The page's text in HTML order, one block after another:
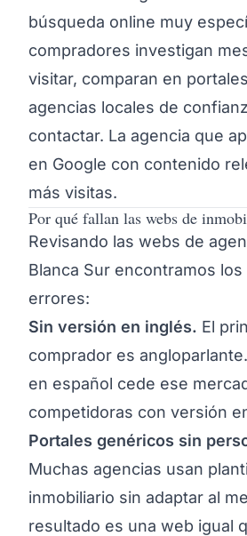
búsqueda online muy
compradores investigan
visitar, comparan en
agencias locales de
contactar. La agencia que
en Google con contenido
más visitas.
Por qué fallan las webs de
Revisando las webs de
Blanca Sur encontramos los
errores:
Sin versión en inglés. El
comprador es
en español cede ese
competidoras con versión
Portales genéricos sin
Muchas agencias usan
inmobiliario sin adaptar al
resultado es una web igual